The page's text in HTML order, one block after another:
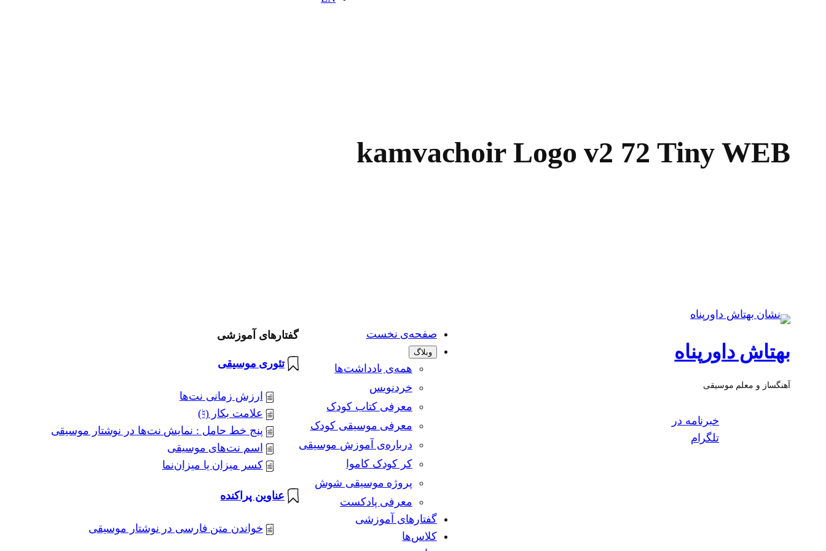
kamvachoir Logo v2 72 Tiny WEB
بهتاش داورپناه
آهنگساز و معلم موسیقی
خبرنامه در
تلگرام
صفحه‌ی نخست
وبلاگ
همه‌ی یادداشت‌ها
خردنویس
معرفی کتاب کودک
معرفی موسیقی کودک
درباره‌ی آموزش موسیقی
کر کودک کاموا
پروژه موسیقی شوش
معرفی پادکست
گفتارهای آموزشی
کلاس‌ها
گفتارهای آموزشی
تئوری موسیقی
ارزش زمانی نت‌ها
علامت بکار (♮)
پنج خط حامل : نمایش نت‌ها در نوشتار موسیقی
اسم نت‌های موسیقی
کسر میزان یا میزان‌نما
عناوین پراکنده
خواندن متن فارسی در نوشتار موسیقی